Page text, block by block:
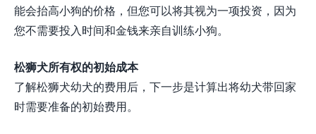
能会抬高小狗的价格，但您可以将其视为一项投资，因为
您不需要投入时间和金钱来亲自训练小狗。
松狮犬所有权的初始成本
了解松狮犬幼犬的费用后，下一步是计算出将幼犬带回家
时需要准备的初始费用。